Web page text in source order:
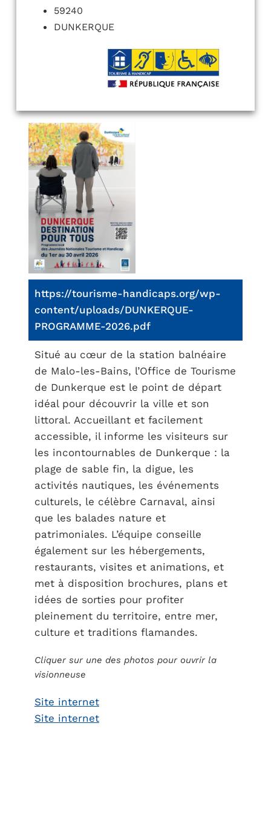
59240
DUNKERQUE
https://tourisme-handicaps.org/wp-
content/uploads/DUNKERQUE-
PROGRAMME-2026.pdf
Situé au cœur de la station balnéaire
de Malo-les-Bains, l’Office de Tourisme
de Dunkerque est le point de départ
idéal pour découvrir la ville et son
littoral. Accueillant et facilement
accessible, il informe les visiteurs sur
les incontournables de Dunkerque : la
plage de sable fin, la digue, les
activités nautiques, les événements
culturels, le célèbre Carnaval, ainsi
que les balades nature et
patrimoniales. L’équipe conseille
également sur les hébergements,
restaurants, visites et animations, et
met à disposition brochures, plans et
idées de sorties pour profiter
pleinement du territoire, entre mer,
culture et traditions flamandes.
Cliquer sur une des photos pour ouvrir la
visionneuse
Site internet
Site internet